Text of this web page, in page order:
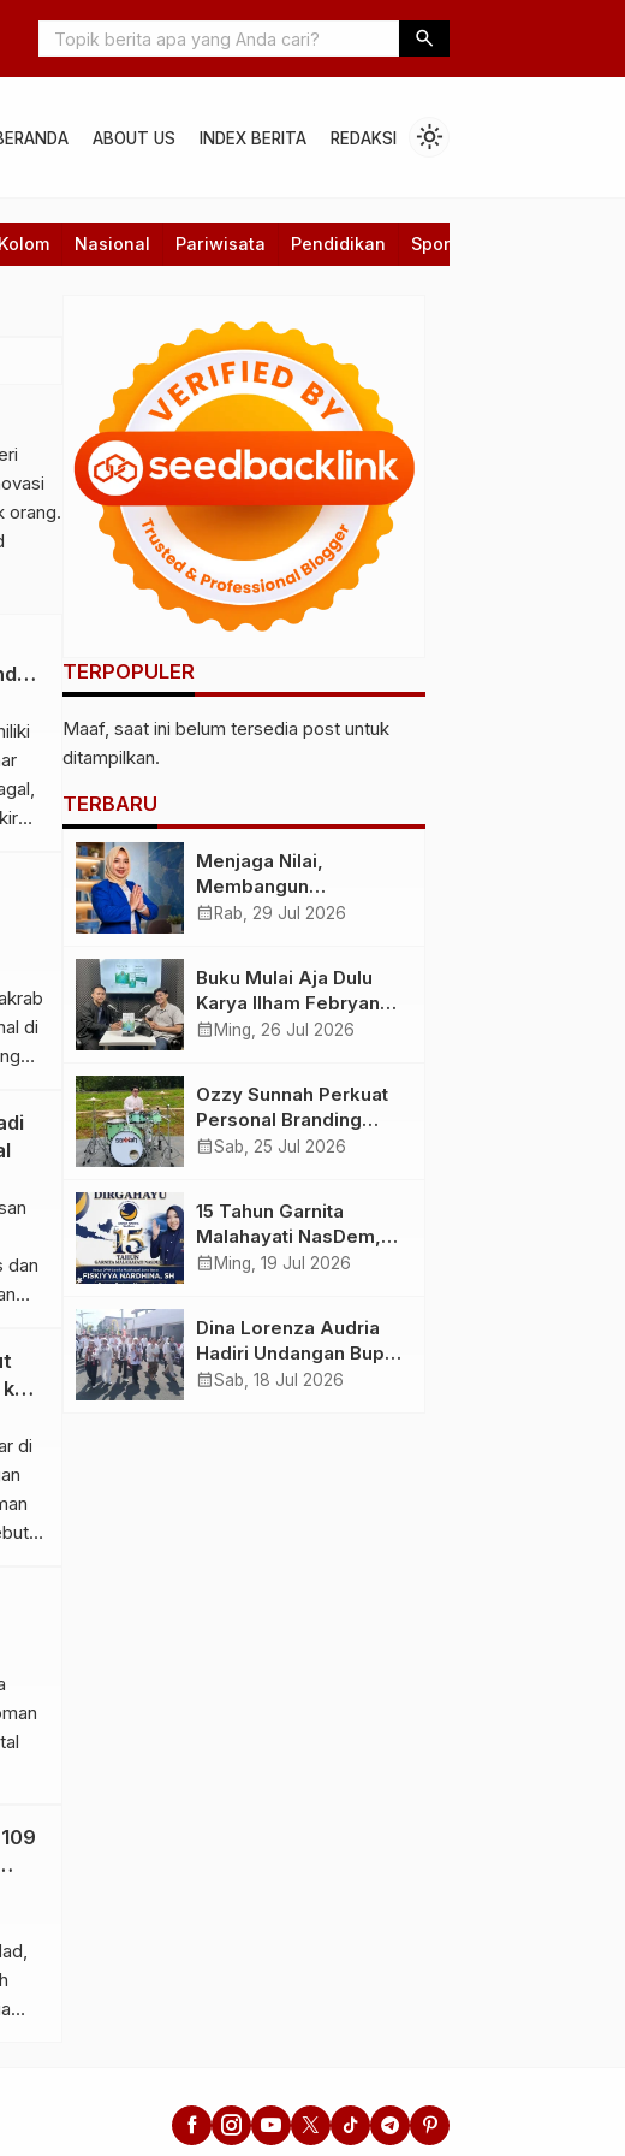
Semua” Layanan Perbankan BRI East Borneo International Folklore
search
ABOUT US INDEX BERITA REDAKSI light_mode
Kolom Nasional Pariwisata Pendidikan Sport
orang.
[…]
di
dan
di
di
TERPOPULER
Maaf, saat ini belum tersedia post untuk
ditampilkan.
TERBARU
Menjaga Nilai,
Membangun
Kemandirian
Ekonomi Perempuan
yang Berdaya,
Akuntabel dan
Ahlussunnah wal
Jamaah
calendar_month Rab, 29 Jul 2026
Buku Mulai Aja Dulu
Karya Ilham Febryan
Hadir, Dorong Anak
Bertindak
calendar_month Ming, 26 Jul 2026
Ozzy Sunnah Perkuat
Personal Branding
sebagai Drummer,
Video Klip AI “Jagalah
Cinta”
calendar_monthSab, 25 Jul 2026
15 Tahun Garnita
Malahayati NasDem,
Menginspirasi
calendar_month Ming, 19 Jul 2026
Dina Lorenza Audria
Hadiri Undangan Bupati
Banyuwangi, Saksikan
calendar_monthSab, 18 Jul 2026